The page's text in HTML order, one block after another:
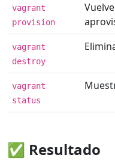
vagrant
provision
vagrant
destroy
vagrant
status
✅ Resultado